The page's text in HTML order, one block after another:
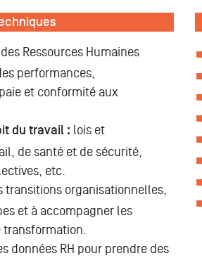
Ressources Humaines
performances,
et conformité aux
du travail : lois et
de santé et de sécurité,
etc.
transitions organisationnelles,
et à accompagner les
données RH pour prendre des